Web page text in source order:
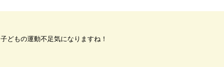
子どもの運動不足気になりますね！